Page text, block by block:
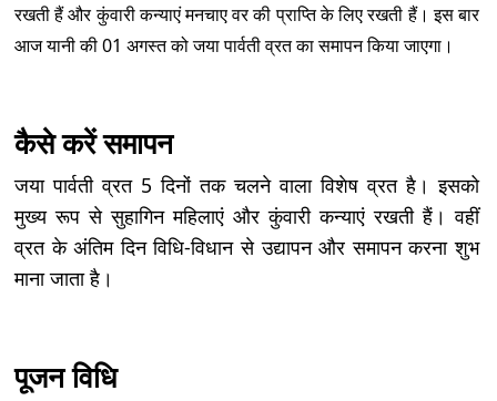
रखती हैं और कुंवारी कन्याएं मनचाए वर की प्राप्ति के लिए रखती हैं। इस बार
आज यानी की 01 अगस्त को जया पार्वती व्रत का समापन किया जाएगा।
कैसे करें समापन
जया पार्वती व्रत 5 दिनों तक चलने वाला विशेष व्रत है। इसको
मुख्य रूप से सुहागिन महिलाएं और कुंवारी कन्याएं रखती हैं। वहीं
व्रत के अंतिम दिन विधि-विधान से उद्यापन और समापन करना शुभ
माना जाता है।
पूजन विधि